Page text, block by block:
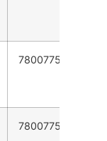
78007753553
78007753553